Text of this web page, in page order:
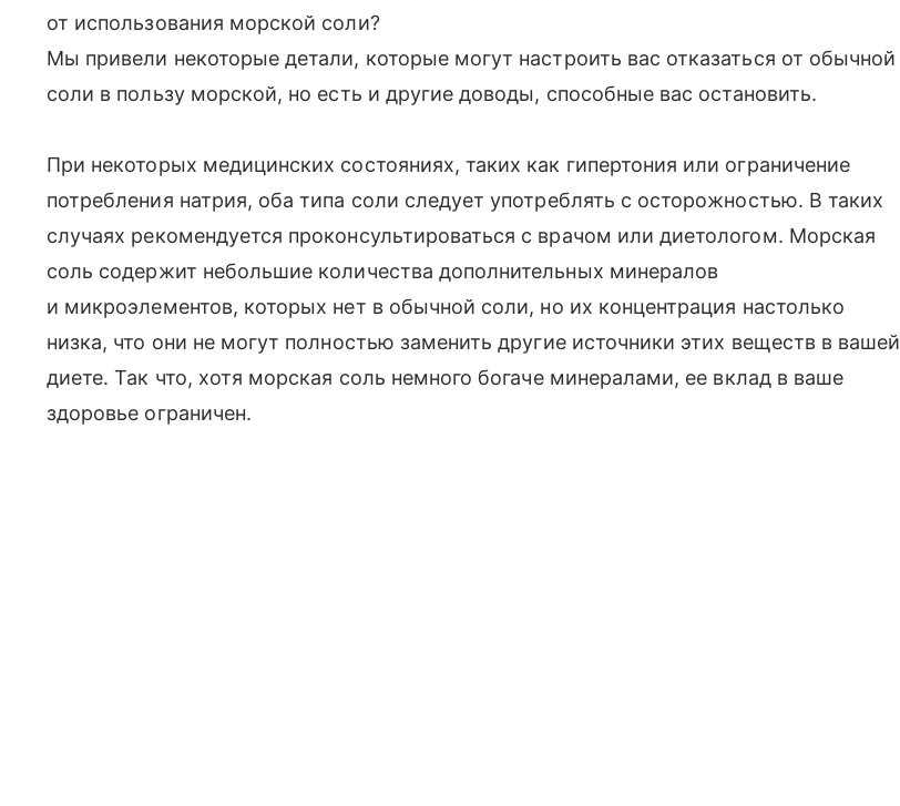
от использования морской соли?
Мы привели некоторые детали, которые могут настроить вас отказаться от обычной
соли в пользу морской, но есть и другие доводы, способные вас остановить.
При некоторых медицинских состояниях, таких как гипертония или ограничение
потребления натрия, оба типа соли следует употреблять с осторожностью. В таких
случаях рекомендуется проконсультироваться с врачом или диетологом. Морская
соль содержит небольшие количества дополнительных минералов
и микроэлементов, которых нет в обычной соли, но их концентрация настолько
низка, что они не могут полностью заменить другие источники этих веществ в вашей
диете. Так что, хотя морская соль немного богаче минералами, ее вклад в ваше
здоровье ограничен.